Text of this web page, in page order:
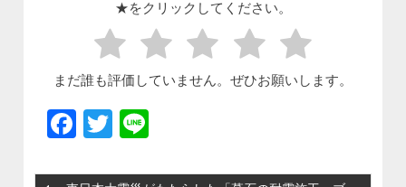
★をクリックしてください。
まだ誰も評価していません。ぜひお願いします。
Facebook
Twitter